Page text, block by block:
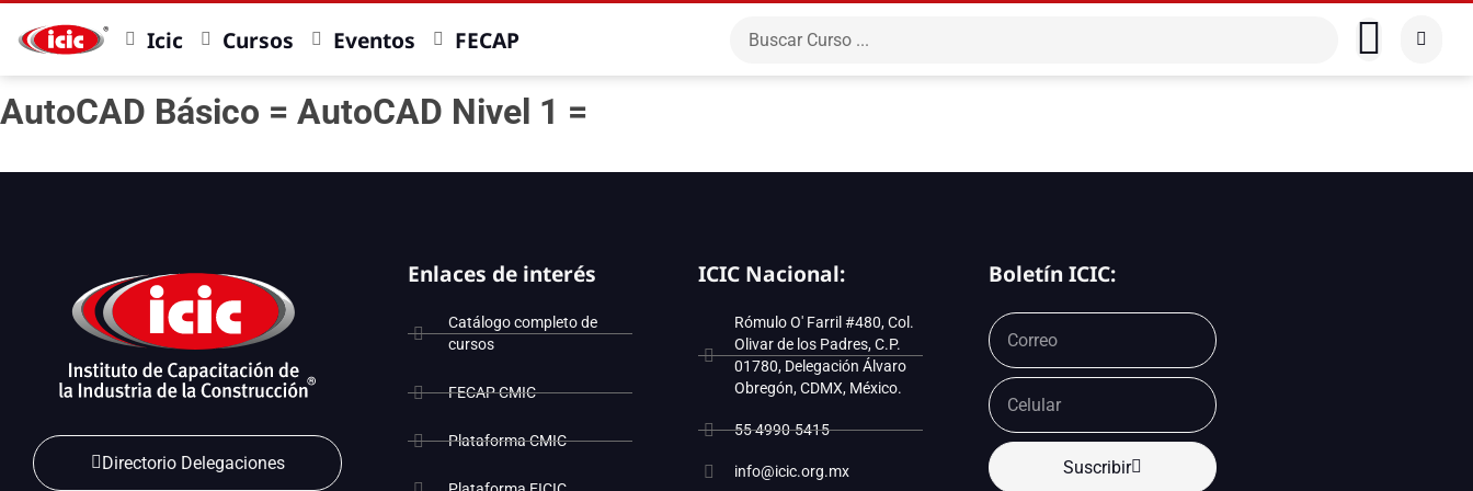
Icic Cursos Eventos FECAP
AutoCAD Básico = AutoCAD Nivel 1 =
Directorio Delegaciones
Enlaces de interés
Catálogo completo de
cursos
FECAP CMIC
Plataforma CMIC
ICIC Nacional:
Rómulo O' Farril #480, Col.
Olivar de los Padres, C.P.
01780, Delegación Álvaro
Obregón, CDMX, México.
55 4990-5415
info@icic.org.mx
Boletín ICIC:
Suscribir